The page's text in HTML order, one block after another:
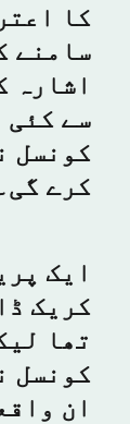
کا
سامنے
اشارہ
سے کئی
کونسل
کرے
ایک
کریک
تھا
کونسل
ان